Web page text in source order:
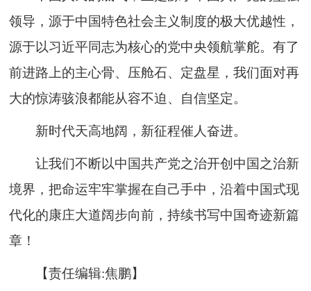
领导，源于中国特色社会主义制度的极大优越性，
源于以习近平同志为核心的党中央领航掌舵。有了
前进路上的主心骨、压舱石、定盘星，我们面对再
大的惊涛骇浪都能从容不迫、自信坚定。
新时代天高地阔，新征程催人奋进。
让我们不断以中国共产党之治开创中国之治新
境界，把命运牢牢掌握在自己手中，沿着中国式现
代化的康庄大道阔步向前，持续书写中国奇迹新篇
章！
【责任编辑:焦鹏】